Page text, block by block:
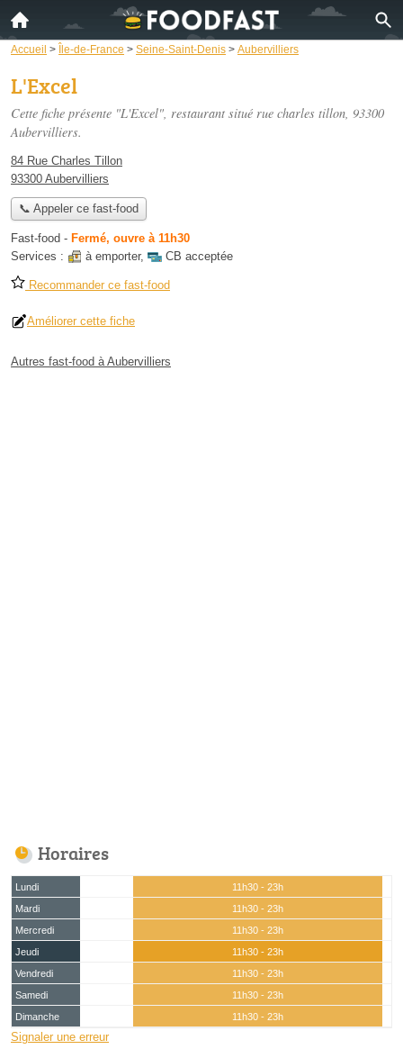
Accueil > Île-de-France > Seine-Saint-Denis > Aubervilliers
L'Excel
Cette fiche présente "L'Excel", restaurant situé rue charles tillon, 93300
Aubervilliers.
84 Rue Charles Tillon
93300 Aubervilliers
📞 Appeler ce fast-food
Fast-food - Fermé, ouvre à 11h30
Services :
à emporter, CB acceptée
Recommander ce fast-food
Améliorer cette fiche
Autres fast-food à Aubervilliers
Horaires
Lundi
11h30 - 23h
Mardi
11h30 - 23h
Mercredi
11h30 - 23h
Jeudi
11h30 - 23h
Vendredi
11h30 - 23h
Samedi
11h30 - 23h
Dimanche
11h30 - 23h
Signaler une erreur